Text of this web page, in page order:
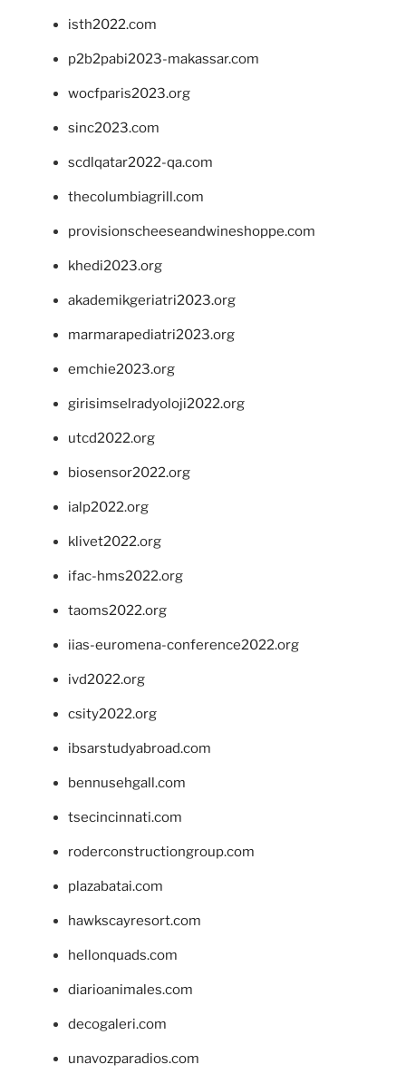
isth2022.com
p2b2pabi2023-makassar.com
wocfparis2023.org
sinc2023.com
scdlqatar2022-qa.com
thecolumbiagrill.com
provisionscheeseandwineshoppe.com
khedi2023.org
akademikgeriatri2023.org
marmarapediatri2023.org
emchie2023.org
girisimselradyoloji2022.org
utcd2022.org
biosensor2022.org
ialp2022.org
klivet2022.org
ifac-hms2022.org
taoms2022.org
iias-euromena-conference2022.org
ivd2022.org
csity2022.org
ibsarstudyabroad.com
bennusehgall.com
tsecincinnati.com
roderconstructiongroup.com
plazabatai.com
hawkscayresort.com
hellonquads.com
diarioanimales.com
decogaleri.com
unavozparadios.com